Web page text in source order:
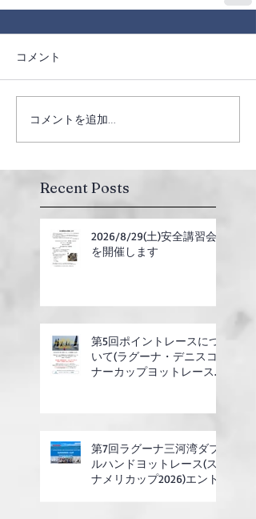
コメント
コメントを追加…
Recent Posts
2026/8/29(土)安全講習会
を開催します
第5回ポイントレースにつ
いて(ラグーナ・デニスコ
ナーカップヨットレース合
第7回ラグーナ三河湾ダブ
ルハンドヨットレース(ス
ナメリカップ2026)エント